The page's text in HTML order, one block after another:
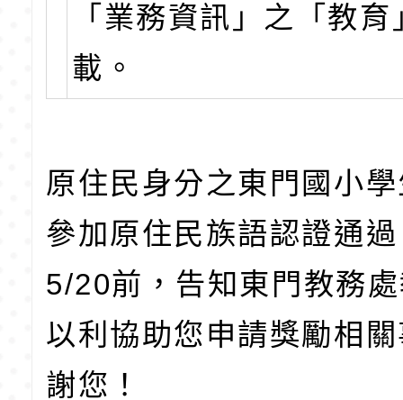
「業務資訊」之「教
載。
原住民身分之東門國小
參加原住民族語認證通
5/20前，告知東門教務
以利協助您申請獎勵相
謝您！